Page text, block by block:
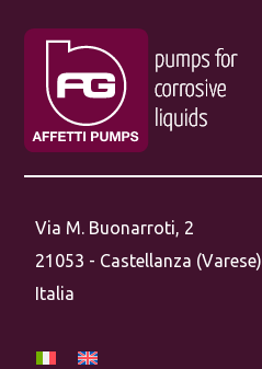
Via M. Buonarroti, 2
21053 - Castellanza (Varese)
Italia